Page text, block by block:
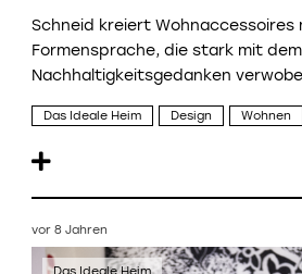
Schneid kreiert
Formensprache, die stark mit dem
Nachhaltigkeitsgedanken
Das Ideale Heim Design Wohnen
vor 8 Jahren